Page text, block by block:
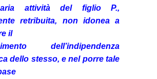
attività del figlio P.,
retribuita, non idonea a
il
dell’indipendenza
dello stesso, e nel porre tale